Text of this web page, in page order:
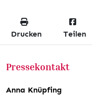
Drucken Teilen
Pressekontakt
Anna Knüpfing